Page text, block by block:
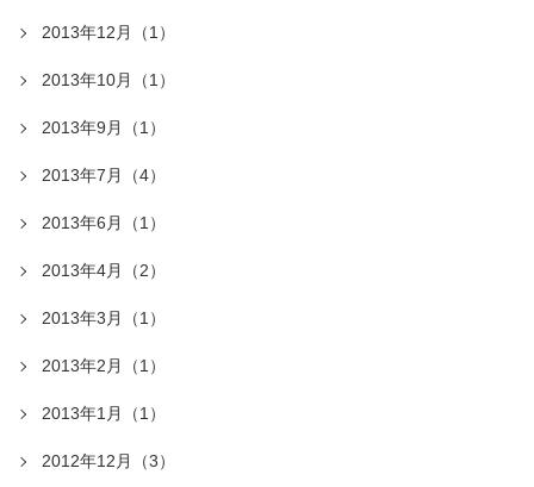
2013年12月（1）
2013年10月（1）
2013年9月（1）
2013年7月（4）
2013年6月（1）
2013年4月（2）
2013年3月（1）
2013年2月（1）
2013年1月（1）
2012年12月（3）